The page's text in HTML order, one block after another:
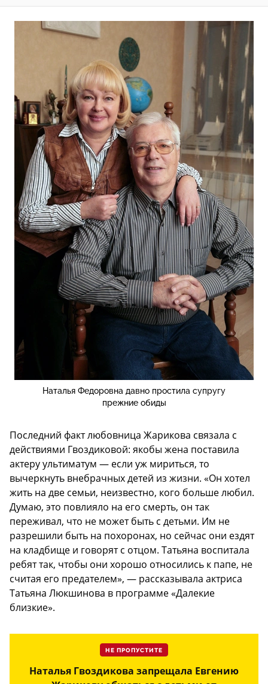
Наталья Федоровна давно простила супругу
прежние обиды
Последний факт любовница Жарикова связала с
действиями Гвоздиковой: якобы жена поставила
актеру ультиматум — если уж мириться, то
вычеркнуть внебрачных детей из жизни. «Он хотел
жить на две семьи, неизвестно, кого больше любил.
Думаю, это повлияло на его смерть, он так
переживал, что не может быть с детьми. Им не
разрешили быть на похоронах, но сейчас они ездят
на кладбище и говорят с отцом. Татьяна воспитала
ребят так, чтобы они хорошо относились к папе, не
считая его предателем», — рассказывала актриса
Татьяна Люкшинова в программе «Далекие
близкие».
НЕ ПРОПУСТИТЕ
Наталья Гвоздикова запрещала Евгению